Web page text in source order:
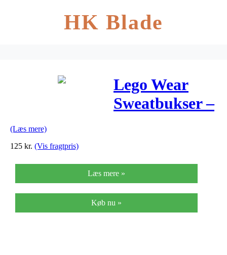
HK Blade
Lego Wear
Sweatbukser –
(Læs mere)
125 kr. (Vis fragtpris)
Læs mere »
Køb nu »